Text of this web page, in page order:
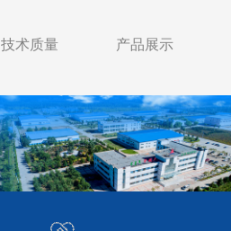
技术质量 产品展示